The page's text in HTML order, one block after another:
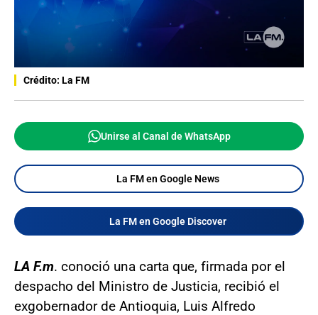
Crédito: La FM
Unirse al Canal de WhatsApp
La FM en Google News
La FM en Google Discover
LA F.m. conoció una carta que, firmada por el
despacho del Ministro de Justicia, recibió el
exgobernador de Antioquia, Luis Alfredo